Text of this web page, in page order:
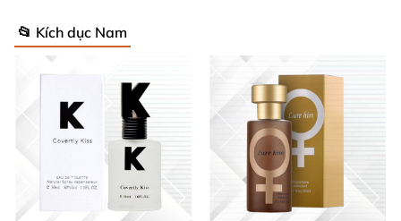
📂 Kích dục Nam